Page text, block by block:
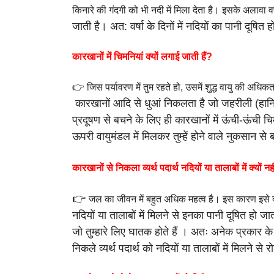
किनारे की गंदगी को भी नदी में मिला देता है। इसके अलावा
जाती है। अत: वर्षा के दिनों में नदियों का पानी दूषित
कारखानों में चिमनियां क्यों लगाई जाती हैं?
👉 जिस पर्यावरण में तुम रहते हो, उसमें शुद्ध वायु की
कारखानों आदि से धुआं निकलता है जो जहरीली
प्रदूषण से बचने के लिए हीकारखानों में ऊंची-ऊंची
ऊपरी वायुमंडल में मिलकर तुम्हें होने वाले नुकसान से
कारखानों से निकला व्यर्थ पदार्थ नदियों या तालाबों में क्यों
👉जल का जीवन में बहुत अधिक महत्व है। इस कारण इसे
नदियों या तालाबों मेंमिलने से इनका पानी दूषित हो
जो तुम्हारे लिए घातक होते हैं । अतः अनेक प्रकारके
निकलेव्यर्थ पदार्थ को नदियों या तालाबों में मिलने से